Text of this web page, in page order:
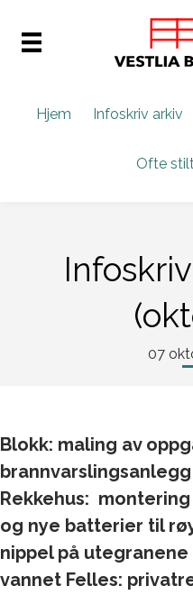
Hjem Infoskriv arkiv
Ofte
07
Blokk: maling av
Rekkehus:
og nye batterier til
nippel på
vannet Felles: